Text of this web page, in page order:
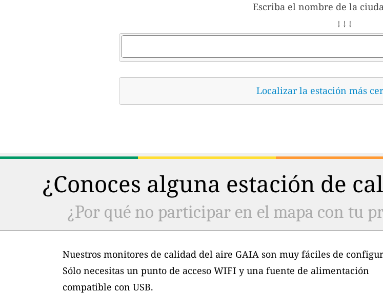
Escriba el nombre de la
↓ ↓ ↓
Localizar la estación más
¿Conoces alguna estación de
¿Por qué no participar en el mapa con tu
Nuestros monitores de calidad del aire GAIA son muy fáciles de
Sólo necesitas un punto de acceso WIFI y una fuente de alimentación
compatible con USB.